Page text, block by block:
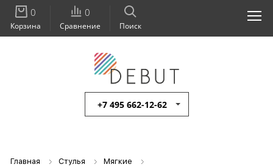
+7 495 662-12-62
Поиск
0
Сравнение
0
Корзина
Главная Стулья Мягкие